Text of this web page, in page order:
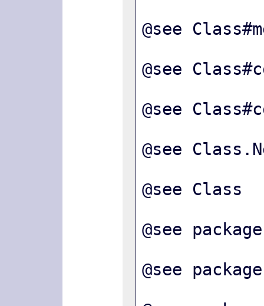
@see
@see
@see
@see
@see Class
@see
@see